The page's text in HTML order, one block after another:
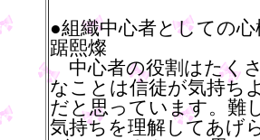
●組織中心者としての
踞熙燦
中心者の役割はたく
なことは信徒が気持ち
だと思っています。難
気持ちを理解してあげ